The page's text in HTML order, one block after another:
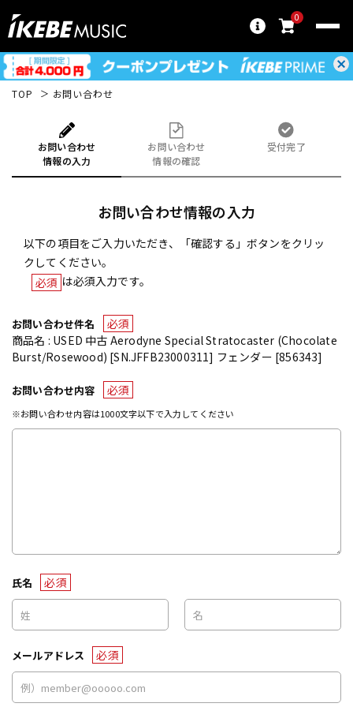
0
TOP お問い合わせ
お問い合わせ
情報の入力
お問い合わせ
情報の確認
受付完了
お問い合わせ情報の入力
以下の項目をご入力いただき、「確認する」ボタンをクリッ
クしてください。
必須 は必須入力です。
お問い合わせ件名
必須
商品名 : USED 中古 Aerodyne Special Stratocaster (Chocolate
Burst/Rosewood) [SN.JFFB23000311] フェンダー [856343]
お問い合わせ内容 必須
※お問い合わせ内容は1000文字以下で入力してください
氏名 必須
メールアドレス 必須